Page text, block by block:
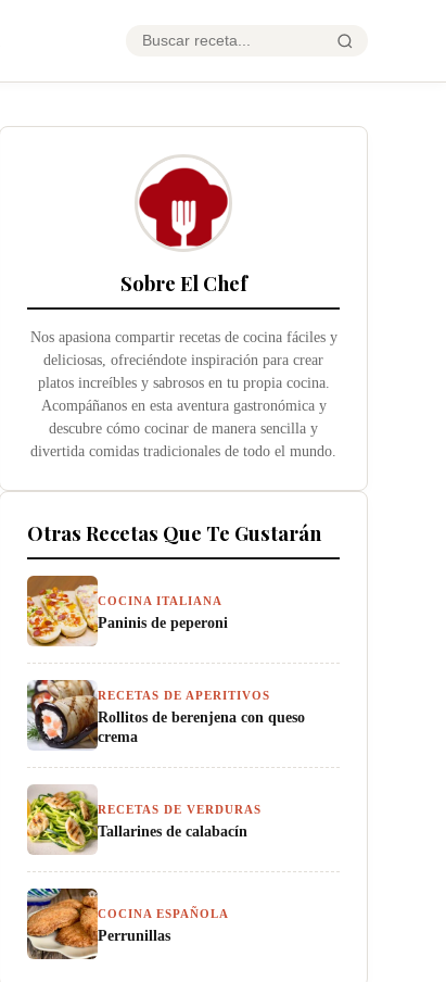
Sobre El Chef
Nos apasiona compartir recetas de cocina fáciles y
deliciosas, ofreciéndote inspiración para crear
platos increíbles y sabrosos en tu propia cocina.
Acompáñanos en esta aventura gastronómica y
descubre cómo cocinar de manera sencilla y
divertida comidas tradicionales de todo el mundo.
Otras Recetas Que Te Gustarán
COCINA ITALIANA
Paninis de peperoni
RECETAS DE APERITIVOS
Rollitos de berenjena con queso
crema
RECETAS DE VERDURAS
Tallarines de calabacín
COCINA ESPAÑOLA
Perrunillas